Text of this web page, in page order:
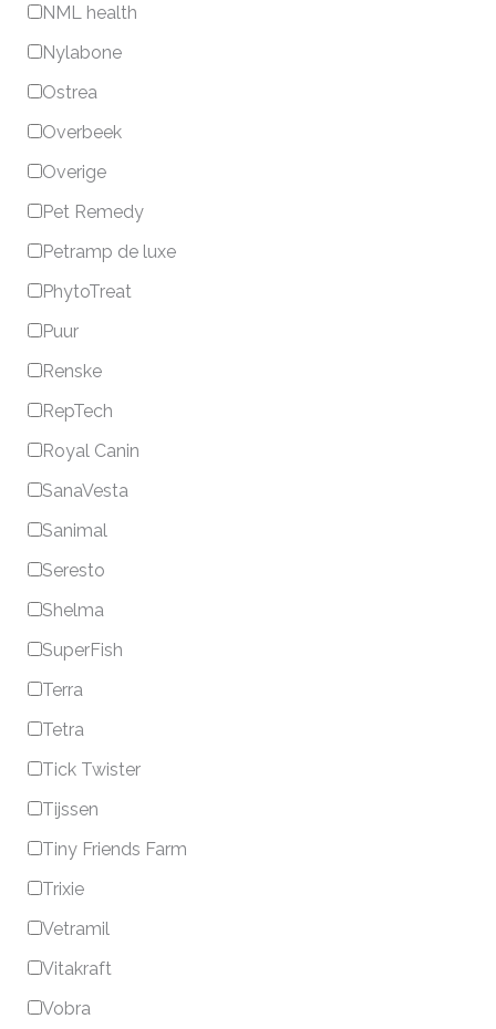
NML health
Nylabone
Ostrea
Overbeek
Overige
Pet Remedy
Petramp de luxe
PhytoTreat
Puur
Renske
RepTech
Royal Canin
SanaVesta
Sanimal
Seresto
Shelma
SuperFish
Terra
Tetra
Tick Twister
Tijssen
Tiny Friends Farm
Trixie
Vetramil
Vitakraft
Vobra